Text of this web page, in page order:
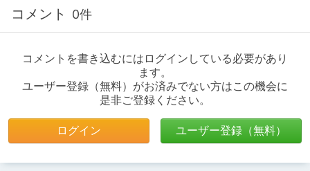
コメント 0件
コメントを書き込むにはログインしている必要があり
ます。
ユーザー登録（無料）がお済みでない方はこの機会に
是非ご登録ください。
ログイン ユーザー登録（無料）